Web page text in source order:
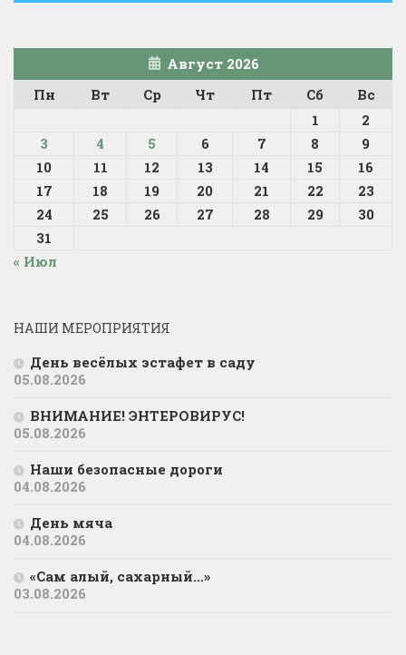
Август 2026
Пн
Вт Ср Чт Пт Сб
Вс
1
2
3
4 5 6 7 8
9
10
11 12 13 14 15
16
17
18 19 20 21 22
23
24
25 26 27 28 29
30
31
« Июл
НАШИ МЕРОПРИЯТИЯ
День весёлых эстафет в саду
05.08.2026
ВНИМАНИЕ! ЭНТЕРОВИРУС!
05.08.2026
Наши безопасные дороги
04.08.2026
День мяча
04.08.2026
«Сам алый, сахарный…»
03.08.2026